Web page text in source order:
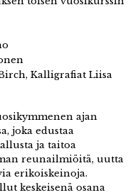
Kalligrafiat Liisa
ajan
joka edustaa
ja taitoa
reunailmiöitä, uutta
erikoiskeinoja.
keskeisenä osana